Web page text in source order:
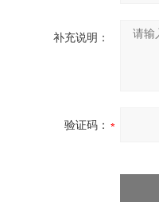
补充说明：
验证码：